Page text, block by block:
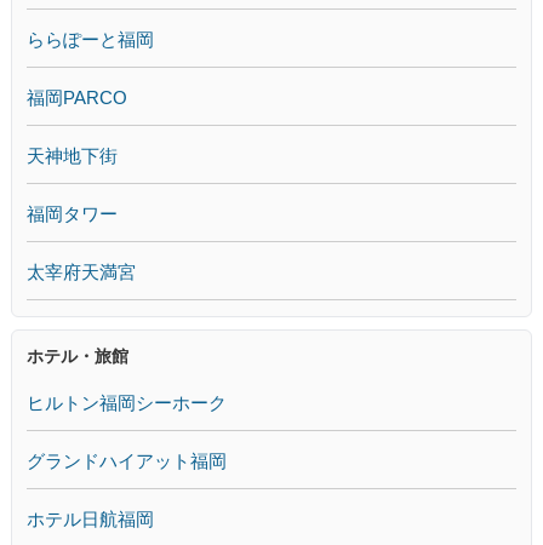
ららぽーと福岡
福岡PARCO
天神地下街
福岡タワー
太宰府天満宮
ホテル・旅館
ヒルトン福岡シーホーク
グランドハイアット福岡
ホテル日航福岡